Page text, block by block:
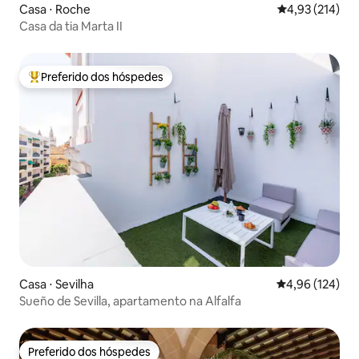
Casa ⋅ Roche 4,93 de uma
4,93 (214)
Casa da tia Marta II
Entre os melhores preferidos dos hóspedes
Preferido dos hóspedes
Casa ⋅ Sevilha 4,96 de uma
4,96 (124)
Sueño de Sevilla, apartamento na Alfalfa
Preferido dos hóspedes